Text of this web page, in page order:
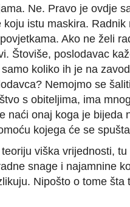
Ne. Pravo je ovdje
istu maskira.
Ako ne želi
Štoviše, poslodavac
koliko ih je na
Nemojmo se
s obiteljima, ima
naći onaj koga je bijeda
kojega će se
viška vrijednosti, tu
snage i najamnine
Nipošto o tome šta